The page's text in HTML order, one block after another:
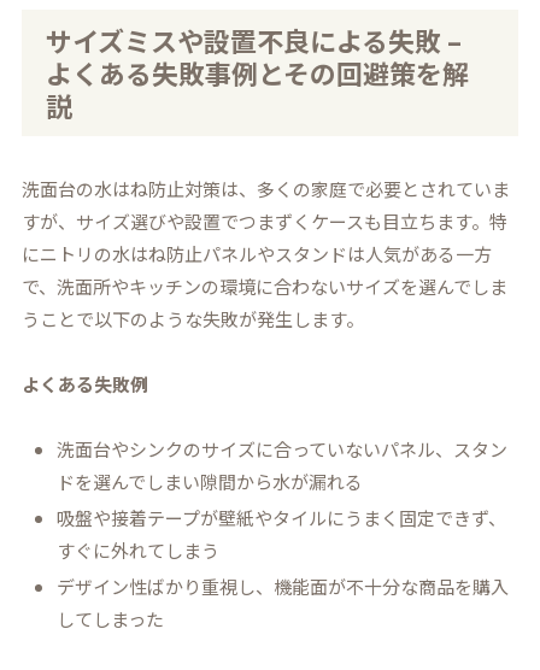
サイズミスや設置不良による失敗 –
よくある失敗事例とその回避策を解
説
洗面台の水はね防止対策は、多くの家庭で必要とされていま
すが、サイズ選びや設置でつまずくケースも目立ちます。特
にニトリの水はね防止パネルやスタンドは人気がある一方
で、洗面所やキッチンの環境に合わないサイズを選んでしま
うことで以下のような失敗が発生します。
よくある失敗例
洗面台やシンクのサイズに合っていないパネル、スタン
ドを選んでしまい隙間から水が漏れる
吸盤や接着テープが壁紙やタイルにうまく固定できず、
すぐに外れてしまう
デザイン性ばかり重視し、機能面が不十分な商品を購入
してしまった